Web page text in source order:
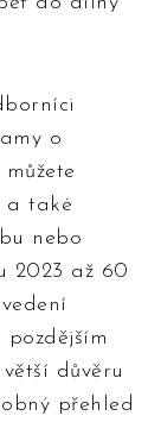
o
a také
nebo
2023 až 60
důvěru
přehled